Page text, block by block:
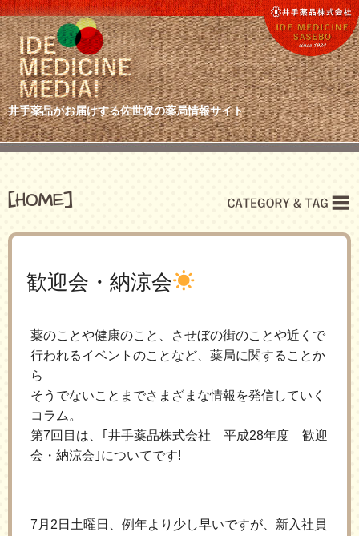
井手薬品がお届けする佐世保の薬局情報サイト
[HOME]
歓迎会・納涼会
薬のことや健康のこと、させぼの街のことや近くで
行われるイベントのことなど、薬局に関することか
ら
そうでないことまでさまざまな情報を発信していく
コラム。
第7回目は、｢井手薬品株式会社 平成28年度 歓迎
会・納涼会｣についてです!
7月2日土曜日、例年より少し早いですが、新入社員